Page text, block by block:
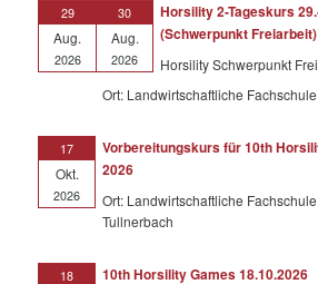
29
Aug.
2026
30
Aug.
2026
Horsility 2-Tageskurs
(Schwerpunkt Freiarbeit)
Horsility Schwerpunkt
Ort: Landwirtschaftliche
17
Okt.
2026
Vorbereitungskurs für 10th
2026
Ort: Landwirtschaftliche
Tullnerbach
18 10th Horsility Games 18.10.2026